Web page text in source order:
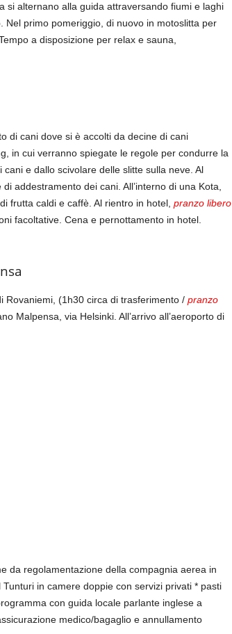
si alternano alla guida attraversando fiumi e laghi
primo pomeriggio, di nuovo in motoslitta per
a disposizione per relax e sauna,
di cani dove si è accolti da decine di cani
in cui verranno spiegate le regole per condurre la
e dallo scivolare delle slitte sulla neve. Al
addestramento dei cani. All’interno di una Kota,
frutta caldi e caffè. Al rientro in hotel, pranzo libero
facoltative. Cena e pernottamento in hotel.
Rovaniemi, (1h30 circa di trasferimento / pranzo
Malpensa, via Helsinki. All’arrivo all’aeroporto di
da regolamentazione della compagnia aerea in
in camere doppie con servizi privati * pasti
con guida locale parlante inglese a
medico/bagaglio e annullamento